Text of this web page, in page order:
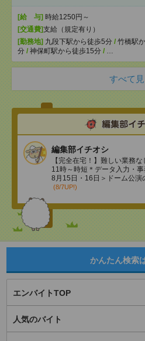
[給 与] 時給1250円～
[交通費]支給（規定有り）
[勤務地] 九段下駅から徒歩5分 / 竹橋駅
分 / 神保町駅から徒歩15分 / …
すべて
編集部イチオシ
【完全在宅！】難しい業務
11時～時短＊データ入力・
8月15日・16日＞ドーム公演
(8/7UP!)
かんたん検索
エンバイトTOP
人気のバイト